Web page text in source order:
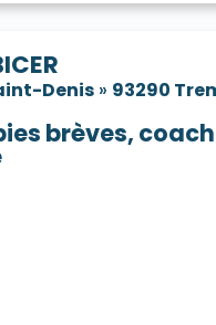
Denis » 93290
brèves,